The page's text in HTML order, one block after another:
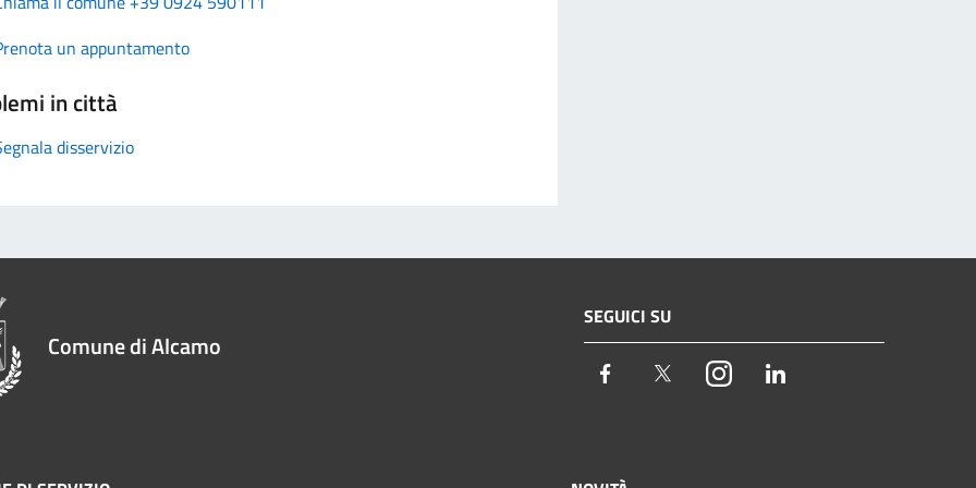
un appuntamento
in città
disservizio
Comune di Alcamo
SEGUICI SU
Facebook TwitterInstagram